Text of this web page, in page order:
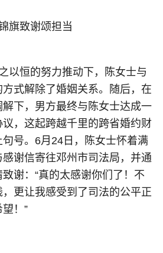
旗致谢颂担当
以恒的努力推动下，陈女士与
式解除了婚姻关系。随后，在
下，男方最终与陈女士达成一
，这起跨越千里的跨省婚约财
号。6月24日，陈女士怀着满
谢信寄往邓州市司法局，并通
谢：“真的太感谢你们了！不
更让我感受到了司法的公平正
！”